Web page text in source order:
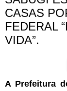
CASAS
FEDERAL
VIDA”.
A Prefeitura